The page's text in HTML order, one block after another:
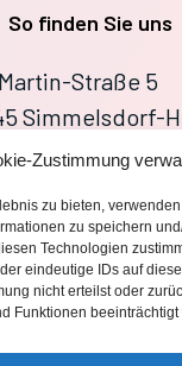
Zustimmung
zu bieten,
zu speichern
Technologien
eindeutige IDs auf
nicht erteilst oder
Funktionen
So finden Sie uns
Straße 5
Simmelsdorf-
+49 9155